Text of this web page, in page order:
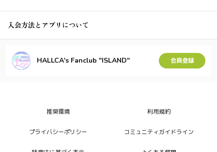
入会方法とアプリについて
HALLCA's Fanclub "ISLAND" 会員登録
推奨環境 利用規約
プライバシーポリシー コミュニティガイドライン